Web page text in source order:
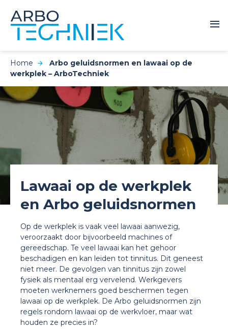
Home
Arbo geluidsnormen en lawaai op de
werkplek – ArboTechniek
Lawaai op de werkplek
en Arbo geluidsnormen
Op de werkplek is vaak veel lawaai aanwezig,
veroorzaakt door bijvoorbeeld machines of
gereedschap. Te veel lawaai kan het gehoor
beschadigen en kan leiden tot tinnitus. Dit geneest
niet meer. De gevolgen van tinnitus zijn zowel
fysiek als mentaal erg vervelend. Werkgevers
moeten werknemers goed beschermen tegen
lawaai op de werkplek. De Arbo geluidsnormen zijn
regels rondom lawaai op de werkvloer, maar wat
houden ze precies in?